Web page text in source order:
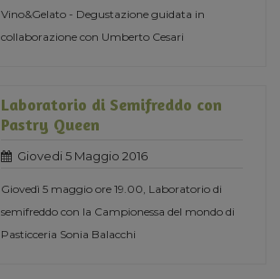
Vino&Gelato - Degustazione guidata in
collaborazione con Umberto Cesari
Laboratorio di Semifreddo con
Pastry Queen
Giovedi 5 Maggio 2016
Giovedì 5 maggio ore 19.00, Laboratorio di
semifreddo con la Campionessa del mondo di
Pasticceria Sonia Balacchi